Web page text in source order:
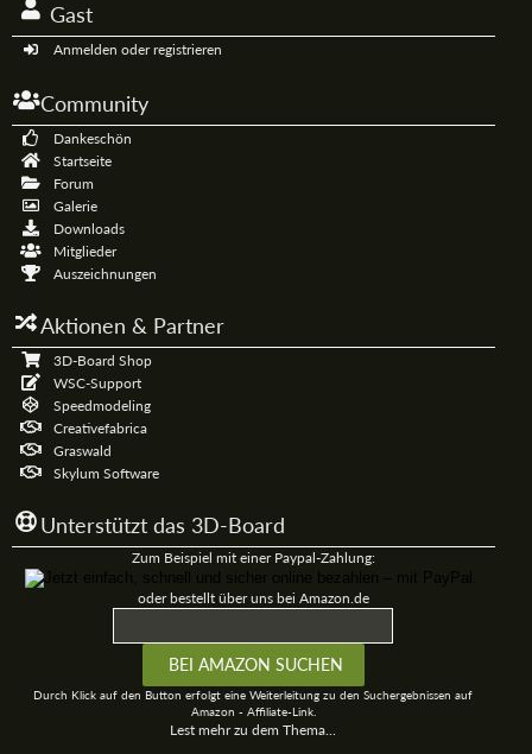
Gast
Anmelden oder registrieren
Community
Dankeschön
Startseite
Forum
Galerie
Downloads
Mitglieder
Auszeichnungen
Aktionen & Partner
3D-Board Shop
WSC-Support
Speedmodeling
Creativefabrica
Graswald
Skylum Software
Unterstützt das 3D-Board
Zum Beispiel mit einer Paypal-Zahlung:
oder bestellt über uns bei Amazon.de
Durch Klick auf den Button erfolgt eine Weiterleitung zu den Suchergebnissen auf
Amazon - Affiliate-Link.
Lest mehr zu dem Thema...